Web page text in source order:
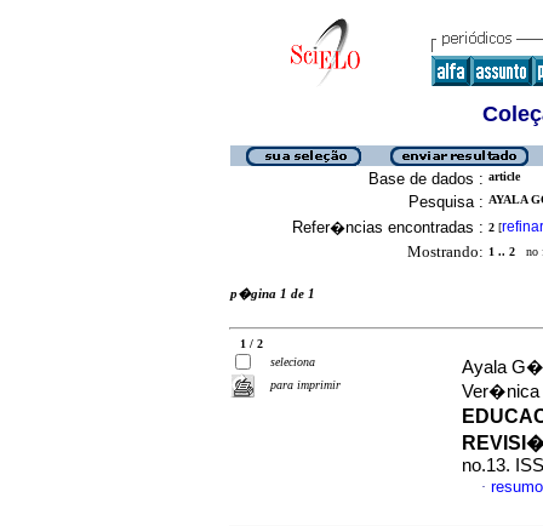
Base de dados : article
Pesquisa : AYALA
Refer�ncias encontradas : 2 [refinar
Mostrando: 1 .. 2 no
p�gina 1 de 1
1 / 2
seleciona
para imprimir
Ayala
Ver�nica
no.13.
·